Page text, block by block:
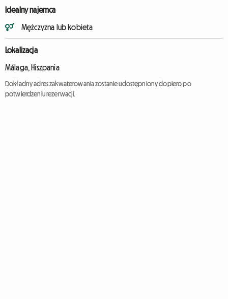
Idealny najemca
Mężczyzna lub kobieta
Lokalizacja
Málaga, Hiszpania
Dokładny adres zakwaterowania zostanie udostępniony dopiero po
potwierdzeniu rezerwacji.